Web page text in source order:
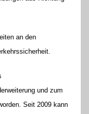
an den
und zum
Seit 2009 kann